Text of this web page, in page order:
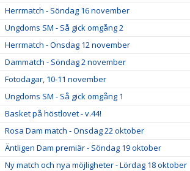
Herrmatch - Söndag 16 november
Ungdoms SM - Så gick omgång 2
Herrmatch - Onsdag 12 november
Dammatch - Söndag 2 november
Fotodagar, 10-11 november
Ungdoms SM - Så gick omgång 1
Basket på höstlovet - v.44!
Rosa Dam match - Onsdag 22 oktober
Äntligen Dam premiär - Söndag 19 oktober
Ny match och nya möjligheter - Lördag 18 oktober